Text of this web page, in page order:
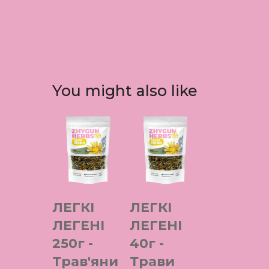
You might also like
ЛЕГКІ
ЛЕГЕНІ
250г -
Трав'яни
ЛЕГКІ
ЛЕГЕНІ
40г -
Трави